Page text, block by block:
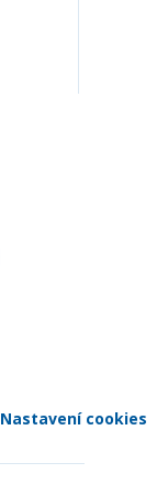
Nastavení cookies